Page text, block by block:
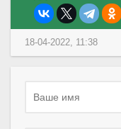
18-04-2022, 11:38